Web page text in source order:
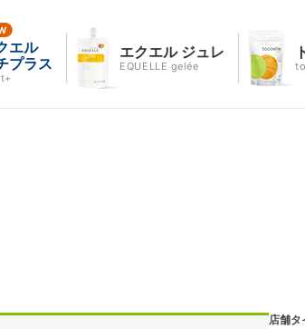
エル
プラス
エクエル ジュレ
EQUELLE gelée
店舗タ